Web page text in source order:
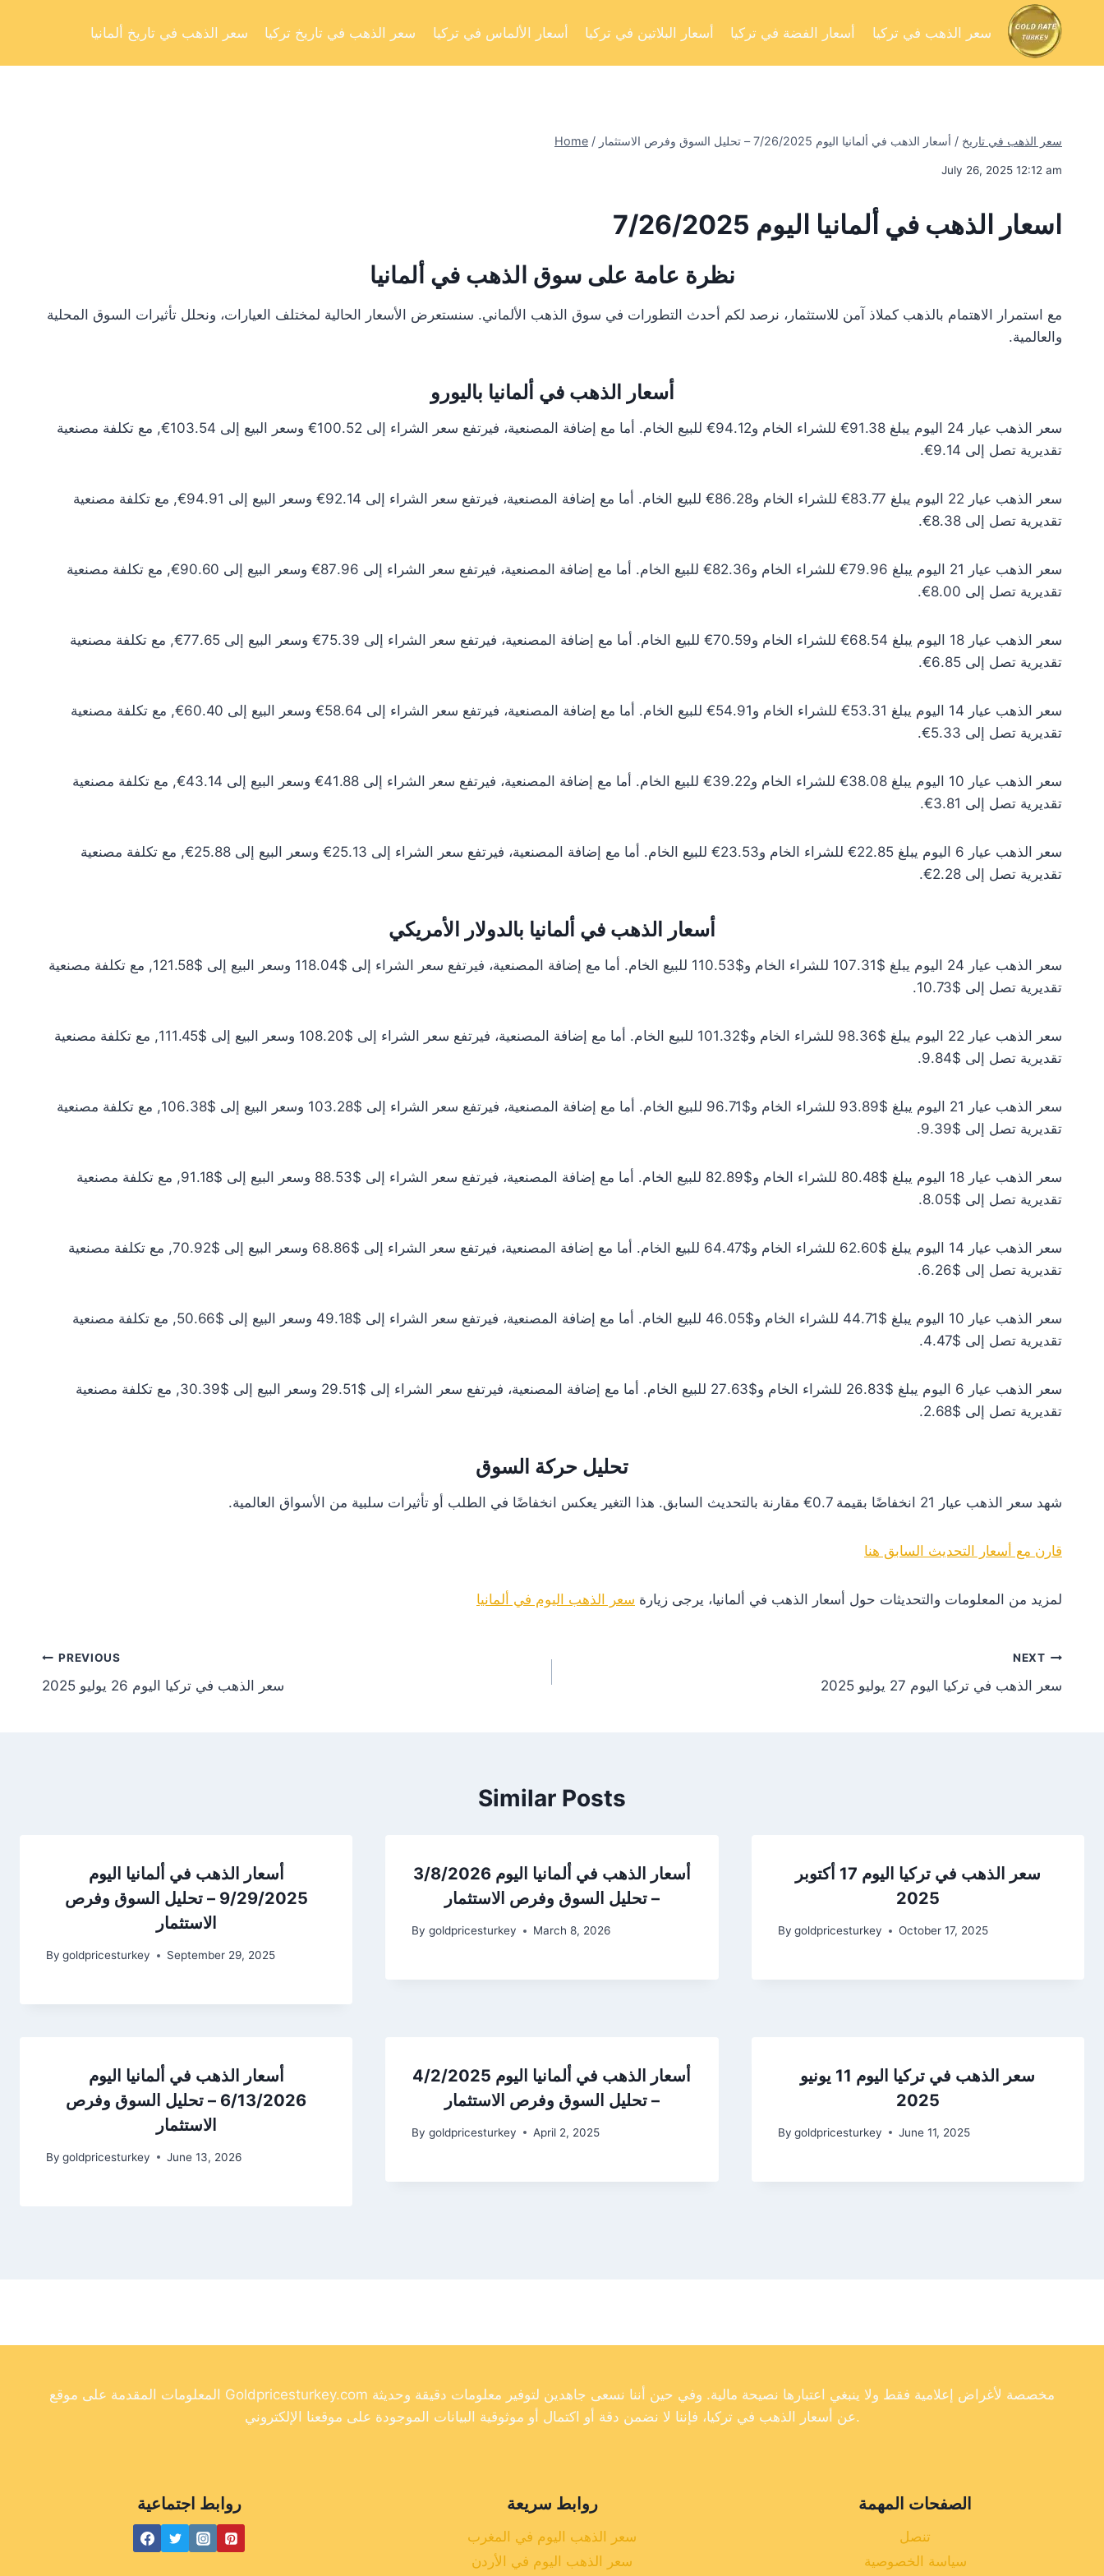
سعر الذهب في تاريخ ألمانيا سعر الذهب في تاريخ تركيا أسعار الألماس في تركيا أسعار البلاتين في تركيا أسعار الفضة في تركيا سعر الذهب في تركيا
Home / سعر الذهب في تاريخ / أسعار الذهب في ألمانيا اليوم 7/26/2025 – تحليل السوق وفرص الاستثمار
July 26, 2025 12:12 am
اسعار الذهب في ألمانيا اليوم 7/26/2025
نظرة عامة على سوق الذهب في ألمانيا
مع استمرار الاهتمام بالذهب كملاذ آمن للاستثمار، نرصد لكم أحدث التطورات في سوق الذهب الألماني. سنستعرض الأسعار الحالية لمختلف العيارات، ونحلل تأثيرات السوق المحلية
والعالمية.
أسعار الذهب في ألمانيا باليورو
سعر الذهب عيار 24 اليوم يبلغ 91.38€ للشراء الخام و94.12€ للبيع الخام. أما مع إضافة المصنعية، فيرتفع سعر الشراء إلى 100.52€ وسعر البيع إلى 103.54€, مع تكلفة مصنعية
تقديرية تصل إلى 9.14€.
سعر الذهب عيار 22 اليوم يبلغ 83.77€ للشراء الخام و86.28€ للبيع الخام. أما مع إضافة المصنعية، فيرتفع سعر الشراء إلى 92.14€ وسعر البيع إلى 94.91€, مع تكلفة مصنعية
تقديرية تصل إلى 8.38€.
سعر الذهب عيار 21 اليوم يبلغ 79.96€ للشراء الخام و82.36€ للبيع الخام. أما مع إضافة المصنعية، فيرتفع سعر الشراء إلى 87.96€ وسعر البيع إلى 90.60€, مع تكلفة مصنعية
تقديرية تصل إلى 8.00€.
سعر الذهب عيار 18 اليوم يبلغ 68.54€ للشراء الخام و70.59€ للبيع الخام. أما مع إضافة المصنعية، فيرتفع سعر الشراء إلى 75.39€ وسعر البيع إلى 77.65€, مع تكلفة مصنعية
تقديرية تصل إلى 6.85€.
سعر الذهب عيار 14 اليوم يبلغ 53.31€ للشراء الخام و54.91€ للبيع الخام. أما مع إضافة المصنعية، فيرتفع سعر الشراء إلى 58.64€ وسعر البيع إلى 60.40€, مع تكلفة مصنعية
تقديرية تصل إلى 5.33€.
سعر الذهب عيار 10 اليوم يبلغ 38.08€ للشراء الخام و39.22€ للبيع الخام. أما مع إضافة المصنعية، فيرتفع سعر الشراء إلى 41.88€ وسعر البيع إلى 43.14€, مع تكلفة مصنعية
تقديرية تصل إلى 3.81€.
سعر الذهب عيار 6 اليوم يبلغ 22.85€ للشراء الخام و23.53€ للبيع الخام. أما مع إضافة المصنعية، فيرتفع سعر الشراء إلى 25.13€ وسعر البيع إلى 25.88€, مع تكلفة مصنعية
تقديرية تصل إلى 2.28€.
أسعار الذهب في ألمانيا بالدولار الأمريكي
سعر الذهب عيار 24 اليوم يبلغ $107.31 للشراء الخام و$110.53 للبيع الخام. أما مع إضافة المصنعية، فيرتفع سعر الشراء إلى $118.04 وسعر البيع إلى $121.58, مع تكلفة مصنعية
تقديرية تصل إلى $10.73.
سعر الذهب عيار 22 اليوم يبلغ $98.36 للشراء الخام و$101.32 للبيع الخام. أما مع إضافة المصنعية، فيرتفع سعر الشراء إلى $108.20 وسعر البيع إلى $111.45, مع تكلفة مصنعية
تقديرية تصل إلى $9.84.
سعر الذهب عيار 21 اليوم يبلغ $93.89 للشراء الخام و$96.71 للبيع الخام. أما مع إضافة المصنعية، فيرتفع سعر الشراء إلى $103.28 وسعر البيع إلى $106.38, مع تكلفة مصنعية
تقديرية تصل إلى $9.39.
سعر الذهب عيار 18 اليوم يبلغ $80.48 للشراء الخام و$82.89 للبيع الخام. أما مع إضافة المصنعية، فيرتفع سعر الشراء إلى $88.53 وسعر البيع إلى $91.18, مع تكلفة مصنعية
تقديرية تصل إلى $8.05.
سعر الذهب عيار 14 اليوم يبلغ $62.60 للشراء الخام و$64.47 للبيع الخام. أما مع إضافة المصنعية، فيرتفع سعر الشراء إلى $68.86 وسعر البيع إلى $70.92, مع تكلفة مصنعية
تقديرية تصل إلى $6.26.
سعر الذهب عيار 10 اليوم يبلغ $44.71 للشراء الخام و$46.05 للبيع الخام. أما مع إضافة المصنعية، فيرتفع سعر الشراء إلى $49.18 وسعر البيع إلى $50.66, مع تكلفة مصنعية
تقديرية تصل إلى $4.47.
سعر الذهب عيار 6 اليوم يبلغ $26.83 للشراء الخام و$27.63 للبيع الخام. أما مع إضافة المصنعية، فيرتفع سعر الشراء إلى $29.51 وسعر البيع إلى $30.39, مع تكلفة مصنعية
تقديرية تصل إلى $2.68.
تحليل حركة السوق
شهد سعر الذهب عيار 21 انخفاضًا بقيمة 0.7€ مقارنة بالتحديث السابق. هذا التغير يعكس انخفاضًا في الطلب أو تأثيرات سلبية من الأسواق العالمية.
قارن مع أسعار التحديث السابق هنا
لمزيد من المعلومات والتحديثات حول أسعار الذهب في ألمانيا، يرجى زيارة سعر الذهب اليوم في ألمانيا
PREVIOUS
سعر الذهب في تركيا اليوم 26 يوليو 2025
NEXT
سعر الذهب في تركيا اليوم 27 يوليو 2025
Similar Posts
أسعار الذهب في ألمانيا اليوم
9/29/2025 – تحليل السوق وفرص
الاستثمار
By goldpricesturkey September 29, 2025
أسعار الذهب في ألمانيا اليوم 3/8/2026
– تحليل السوق وفرص الاستثمار
By goldpricesturkey March 8, 2026
سعر الذهب في تركيا اليوم 17 أكتوبر
2025
By goldpricesturkey October 17, 2025
أسعار الذهب في ألمانيا اليوم
6/13/2026 – تحليل السوق وفرص
الاستثمار
By goldpricesturkey June 13, 2026
أسعار الذهب في ألمانيا اليوم 4/2/2025
– تحليل السوق وفرص الاستثمار
By goldpricesturkey April 2, 2025
سعر الذهب في تركيا اليوم 11 يونيو
2025
By goldpricesturkey June 11, 2025
المعلومات المقدمة على موقع Goldpricesturkey.com مخصصة لأغراض إعلامية فقط ولا ينبغي اعتبارها نصيحة مالية. وفي حين أننا نسعى جاهدين لتوفير معلومات دقيقة وحديثة
عن أسعار الذهب في تركيا، فإننا لا نضمن دقة أو اكتمال أو موثوقية البيانات الموجودة على موقعنا الإلكتروني.
روابط اجتماعية روابط سريعة
سعر الذهب اليوم في المغرب
سعر الذهب اليوم في الأردن
الصفحات المهمة
تنصل
سياسة الخصوصية